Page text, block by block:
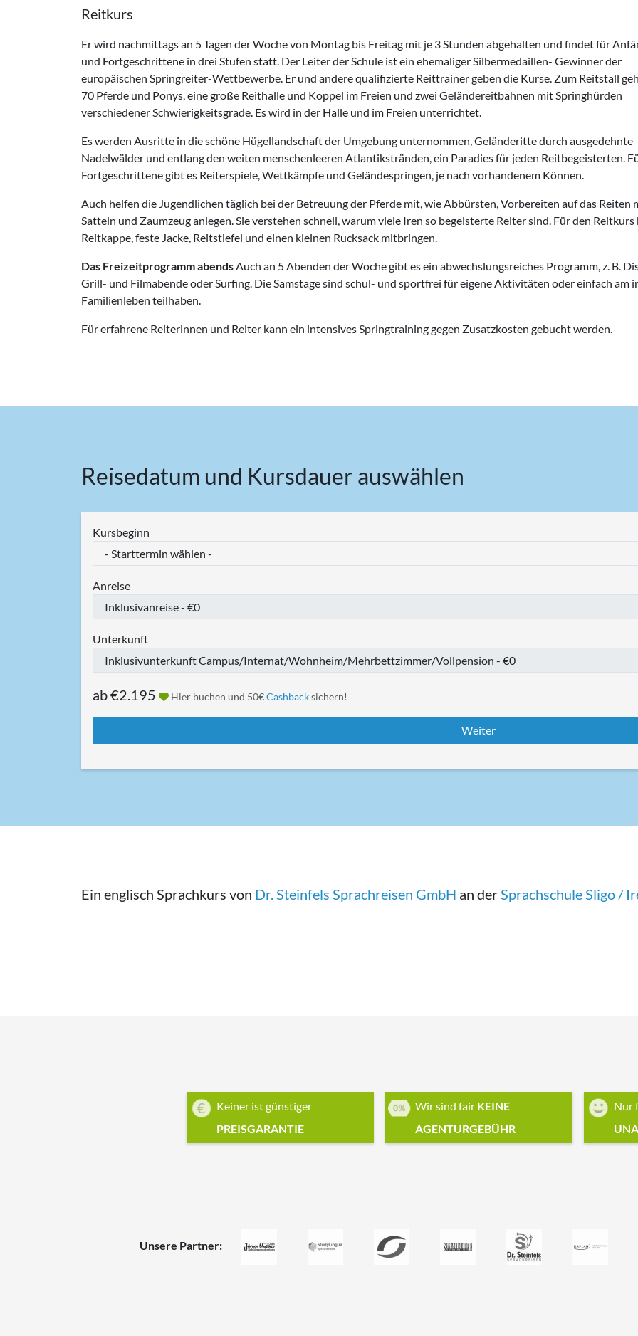
Reitkurs
Er wird nachmittags an 5 Tagen der Woche von Montag bis Freitag mit je 3 Stunden abgehalten und findet für
und Fortgeschrittene in drei Stufen statt. Der Leiter der Schule ist ein ehemaliger Silbermedaillen- Gewinner der
europäischen Springreiter-Wettbewerbe. Er und andere qualifizierte Reittrainer geben die Kurse. Zum Reitstall
70 Pferde und Ponys, eine große Reithalle und Koppel im Freien und zwei Geländereitbahnen mit Springhürden
verschiedener Schwierigkeitsgrade. Es wird in der Halle und im Freien unterrichtet.
Es werden Ausritte in die schöne Hügellandschaft der Umgebung unternommen, Geländeritte durch ausgedehnte
Nadelwälder und entlang den weiten menschenleeren Atlantikstränden, ein Paradies für jeden Reitbegeisterten.
Fortgeschrittene gibt es Reiterspiele, Wettkämpfe und Geländespringen, je nach vorhandenem Können.
Auch helfen die Jugendlichen täglich bei der Betreuung der Pferde mit, wie Abbürsten, Vorbereiten auf das Reiten
Satteln und Zaumzeug anlegen. Sie verstehen schnell, warum viele Iren so begeisterte Reiter sind. Für den
Reitkappe, feste Jacke, Reitstiefel und einen kleinen Rucksack mitbringen.
Das Freizeitprogramm abendsAuch an 5 Abenden der Woche gibt es ein abwechslungsreiches Programm, z. B.
Grill- und Filmabende oder Surfing. Die Samstage sind schul- und sportfrei für eigene Aktivitäten oder einfach am
Familienleben teilhaben.
Für erfahrene Reiterinnen und Reiter kann ein intensives Springtraining gegen Zusatzkosten gebucht werden.
Reisedatum und Kursdauer auswählen
Kursbeginn
Anreise
Unterkunft
ab€2.195 Hier buchen und 50€Cashbacksichern!
Ein englisch Sprachkurs von Dr. Steinfels Sprachreisen GmbH an derSprachschule Sligo /
Keiner ist günstiger
PREISGARANTIE
Wir sind fair KEINE
AGENTURGEBÜHR
Nur
Unsere Partner: